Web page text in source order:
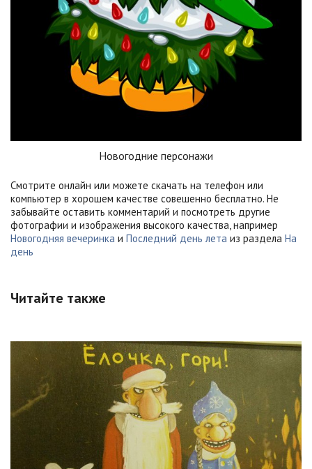
Новогодние персонажи
Смотрите онлайн или можете скачать на телефон или
компьютер в хорошем качестве совешенно бесплатно. Не
забывайте оставить комментарий и посмотреть другие
фотографии и изображения высокого качества, например
Новогодняя вечеринка и Последний день лета из раздела На
день
Читайте также